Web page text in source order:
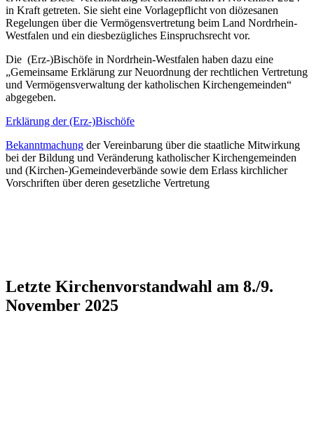
in Kraft getreten. Sie sieht eine Vorlagepflicht von diözesanen
Regelungen über die Vermögensvertretung beim Land Nordrhein-
Westfalen und ein diesbezügliches Einspruchsrecht vor.
Die (Erz-)Bischöfe in Nordrhein-Westfalen haben dazu eine
„Gemeinsame Erklärung zur Neuordnung der rechtlichen Vertretung
und Vermögensverwaltung der katholischen Kirchengemeinden“
abgegeben.
Erklärung der (Erz-)Bischöfe
Bekanntmachung der Vereinbarung über die staatliche Mitwirkung
bei der Bildung und Veränderung katholischer Kirchengemeinden
und (Kirchen-)Gemeindeverbände sowie dem Erlass kirchlicher
Vorschriften über deren gesetzliche Vertretung
Letzte Kirchenvorstandwahl am 8./9.
November 2025